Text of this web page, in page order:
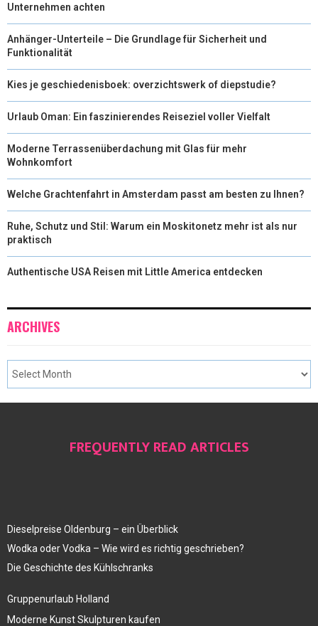
Unternehmen achten
Anhänger-Unterteile – Die Grundlage für Sicherheit und
Funktionalität
Kies je geschiedenisboek: overzichtswerk of diepstudie?
Urlaub Oman: Ein faszinierendes Reiseziel voller Vielfalt
Moderne Terrassenüberdachung mit Glas für mehr
Wohnkomfort
Welche Grachtenfahrt in Amsterdam passt am besten zu Ihnen?
Ruhe, Schutz und Stil: Warum ein Moskitonetz mehr ist als nur
praktisch
Authentische USA Reisen mit Little America entdecken
ARCHIVES
FREQUENTLY READ ARTICLES
Dieselpreise Oldenburg – ein Überblick
Wodka oder Vodka – Wie wird es richtig geschrieben?
Die Geschichte des Kühlschranks
Gruppenurlaub Holland
Moderne Kunst Skulpturen kaufen